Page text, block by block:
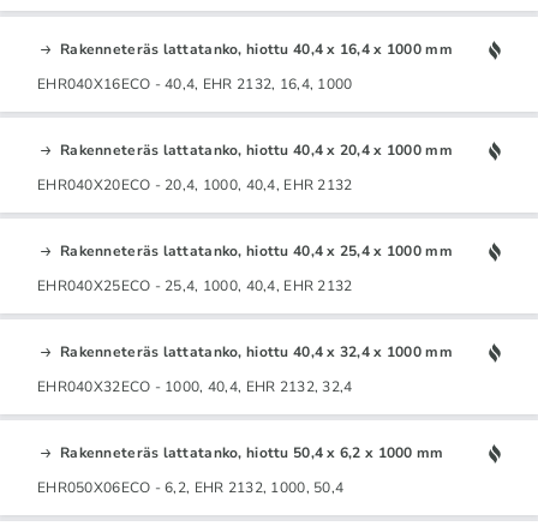
Rakenneteräs lattatanko, hiottu 40,4 x 16,4 x 1000 mm
EHR040X16ECO - 40,4, EHR 2132, 16,4, 1000
Rakenneteräs lattatanko, hiottu 40,4 x 20,4 x 1000 mm
EHR040X20ECO - 20,4, 1000, 40,4, EHR 2132
Rakenneteräs lattatanko, hiottu 40,4 x 25,4 x 1000 mm
EHR040X25ECO - 25,4, 1000, 40,4, EHR 2132
Rakenneteräs lattatanko, hiottu 40,4 x 32,4 x 1000 mm
EHR040X32ECO - 1000, 40,4, EHR 2132, 32,4
Rakenneteräs lattatanko, hiottu 50,4 x 6,2 x 1000 mm
EHR050X06ECO - 6,2, EHR 2132, 1000, 50,4